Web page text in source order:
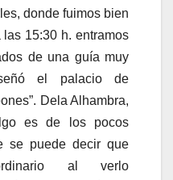
donde fuimos bien
15:30 h. entramos
de una guía muy
el palacio de
Dela Alhambra,
es de los pocos
se puede decir que
al verlo